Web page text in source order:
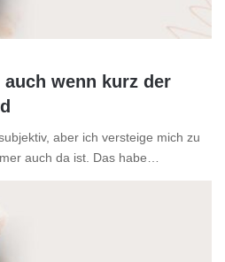
auch wenn kurz der
aber ich versteige mich zu
auch da ist. Das habe…